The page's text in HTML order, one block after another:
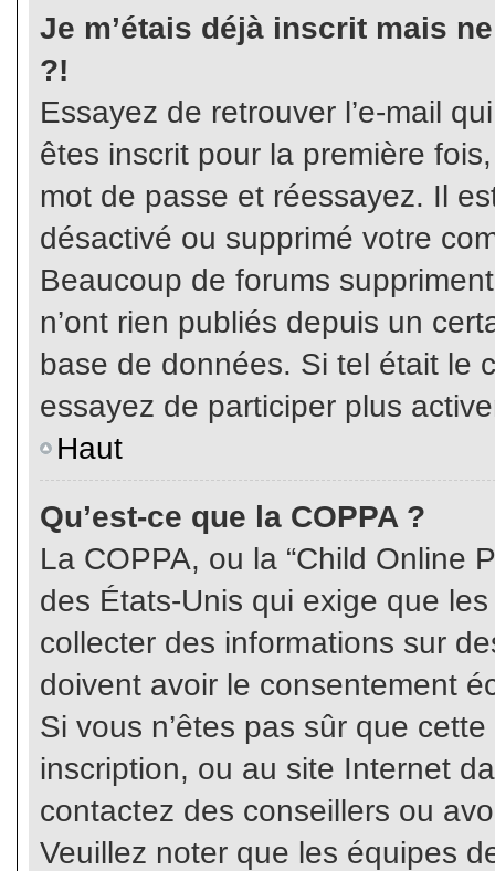
Je m’étais déjà inscrit mais
?!
Essayez de retrouver l’e-mail
êtes inscrit pour la première
mot de passe et réessayez. Il
désactivé ou supprimé votre
Beaucoup de forums
n’ont rien publiés depuis un
base de données. Si tel était le
essayez de participer plus
Haut
Qu’est-ce que la COPPA ?
La COPPA, ou la “Child Online
des États-Unis qui exige que
collecter des informations sur
doivent avoir le consentement
Si vous n’êtes pas sûr que
inscription, ou au site Internet
contactez des conseillers ou
Veuillez noter que les équipes